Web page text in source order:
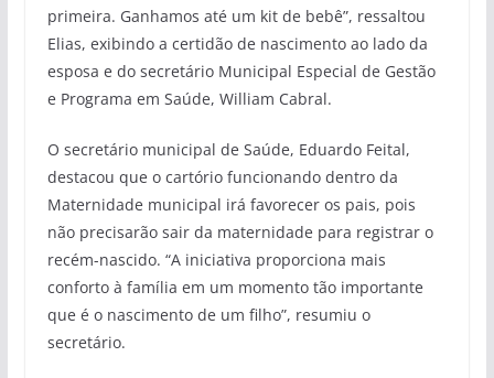
primeira. Ganhamos até um kit de bebê”, ressaltou
Elias, exibindo a certidão de nascimento ao lado da
esposa e do secretário Municipal Especial de Gestão
e Programa em Saúde, William Cabral.
O secretário municipal de Saúde, Eduardo Feital,
destacou que o cartório funcionando dentro da
Maternidade municipal irá favorecer os pais, pois
não precisarão sair da maternidade para registrar o
recém-nascido. “A iniciativa proporciona mais
conforto à família em um momento tão importante
que é o nascimento de um filho”, resumiu o
secretário.